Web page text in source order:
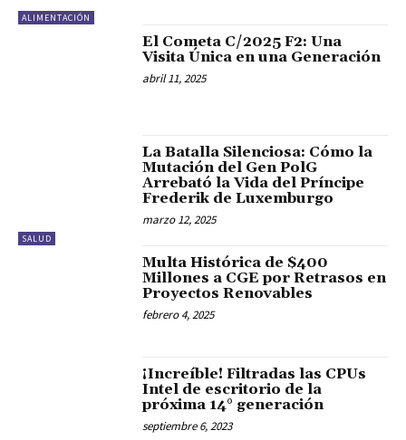
ALIMENTACIÓN
El Cometa C/2025 F2: Una
Visita Única en una Generación
abril 11, 2025
SALUD
La Batalla Silenciosa: Cómo la
Mutación del Gen PolG
Arrebató la Vida del Príncipe
Frederik de Luxemburgo
marzo 12, 2025
Multa Histórica de $400
Millones a CGE por Retrasos en
Proyectos Renovables
febrero 4, 2025
¡Increíble! Filtradas las CPUs
Intel de escritorio de la
próxima 14° generación
septiembre 6, 2023